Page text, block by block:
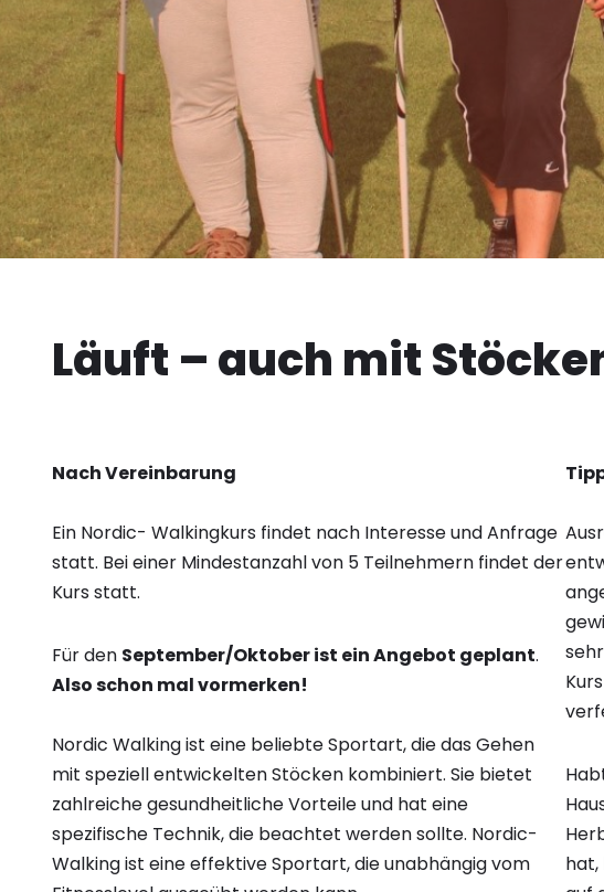
Läuft – auch mit
Nach Vereinbarung
Ein Nordic- Walkingkurs findet nach Interesse und Anfrage
statt. Bei einer Mindestanzahl von 5 Teilnehmern findet der
Kurs statt.
Für den September/Oktober ist ein Angebot geplant.
Also schon mal vormerken!
Nordic Walking ist eine beliebte Sportart, die das Gehen
mit speziell entwickelten Stöcken kombiniert. Sie bietet
zahlreiche gesundheitliche Vorteile und hat eine
spezifische Technik, die beachtet werden sollte. Nordic-
Walking ist eine effektive Sportart, die unabhängig vom